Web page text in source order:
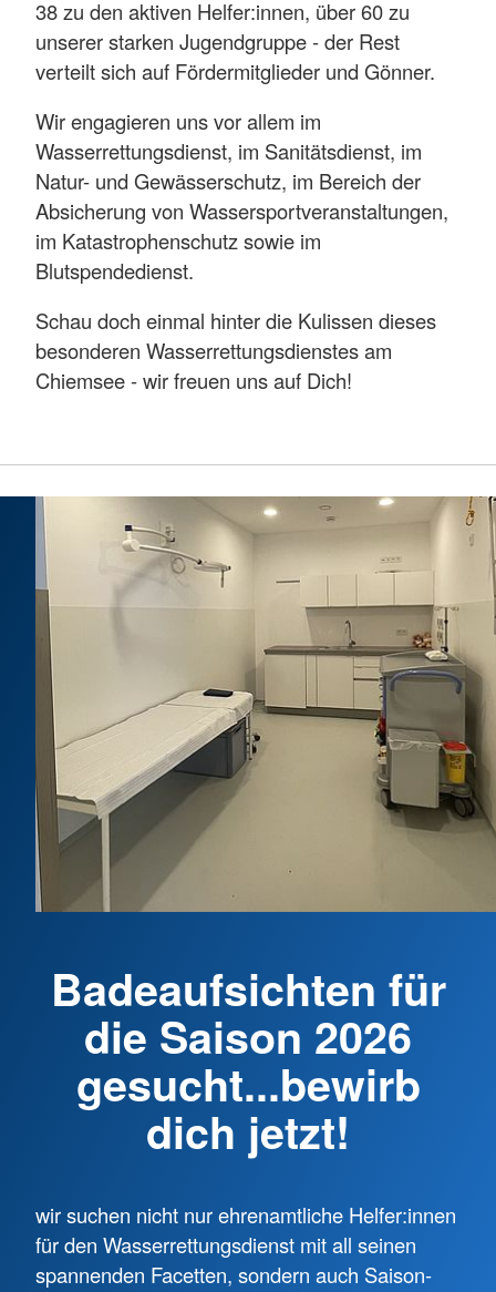
38 zu den aktiven Helfer:innen, über 60 zu
unserer starken Jugendgruppe - der Rest
verteilt sich auf Fördermitglieder und Gönner.
Wir engagieren uns vor allem im
Wasserrettungsdienst, im Sanitätsdienst, im
Natur- und Gewässerschutz, im Bereich der
Absicherung von Wassersportveranstaltungen,
im Katastrophenschutz sowie im
Blutspendedienst.
Schau doch einmal hinter die Kulissen dieses
besonderen Wasserrettungsdienstes am
Chiemsee - wir freuen uns auf Dich!
Badeaufsichten für
die Saison 2026
gesucht...bewirb
dich jetzt!
wir suchen nicht nur ehrenamtliche Helfer:innen
für den Wasserrettungsdienst mit all seinen
spannenden Facetten, sondern auch Saison-